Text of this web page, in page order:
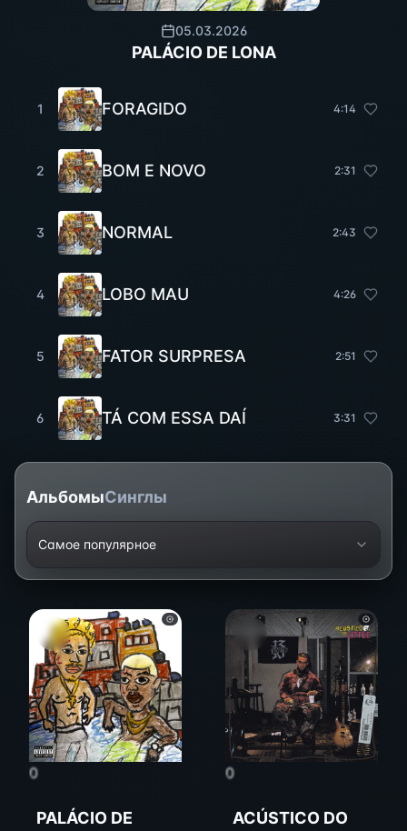
05.03.2026
PALÁCIO DE LONA
1 FORAGIDO 4:14
2 BOM E NOVO 2:31
3 NORMAL 2:43
4 LOBO MAU 4:26
5 FATOR SURPRESA 2:51
6 TÁ COM ESSA DAÍ 3:31
АльбомыСинглы
Самое популярное
0
PALÁCIO DE
0
ACÚSTICO DO